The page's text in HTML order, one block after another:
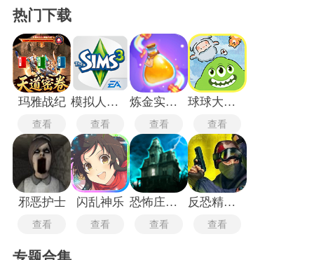
热门下载
玛雅战纪
查看
模拟人生3整合版
查看
炼金实验室最新版
查看
球球大作战渠道服
查看
邪恶护士
查看
闪乱神乐
查看
恐怖庄园的秘密中文版
查看
反恐精英手机版
查看